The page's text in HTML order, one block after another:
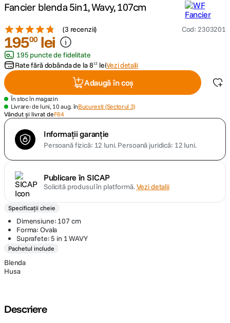
trepied telefon
4. peak design
5. canon sx740 hs
7. sony fx
8. card memorie
9. dji mic mini
10. dji osmo
Fancier blenda 5in1, Wavy, 107cm
(3 recenzii) Cod: 2303201
19500 lei
195 puncte de fidelitate
Rate fără dobânda de la812 leiVezi detalii
Adaugă în coș
În stoc în magazin
Livrare: de luni, 10 aug. înBucuresti (Sectorul 3)
Vândut și livrat deF64
Informații garanție
Persoană fizică: 12 luni.Persoană juridică: 12 luni.
Publicare în SICAP
Solicită produsul în platformă.Vezi detalii
Specificații cheie
Dimensiune: 107 cm
Forma: Ovala
Suprafete: 5 in 1 WAVY
Pachetul include
Blenda
Husa
Descriere